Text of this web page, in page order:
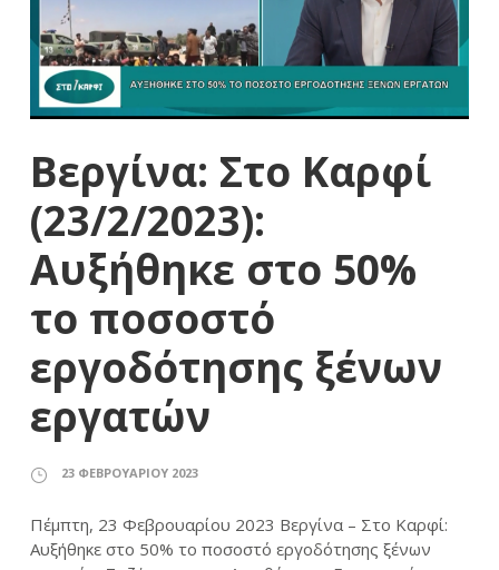
Βεργίνα: Στο Καρφί
(23/2/2023):
Αυξήθηκε στο 50%
το ποσοστό
εργοδότησης ξένων
εργατών
23 ΦΕΒΡΟΥΑΡΊΟΥ 2023
Πέμπτη, 23 Φεβρουαρίου 2023 Βεργίνα – Στο Καρφί:
Αυξήθηκε στο 50% το ποσοστό εργοδότησης ξένων